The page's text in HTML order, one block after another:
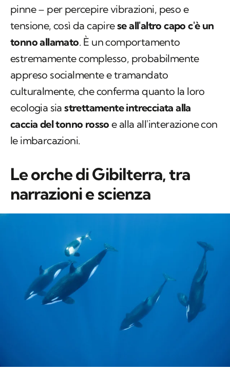
pinne – per percepire vibrazioni, peso e
tensione, così da capirese all'altro capo c'è un
tonno allamato. È un comportamento
estremamente complesso, probabilmente
appreso socialmente e tramandato
culturalmente, che conferma quanto la loro
ecologia sia strettamente intrecciata alla
caccia del tonno rosso e alla all'interazione con
le imbarcazioni.
Le orche di Gibilterra, tra
narrazioni e scienza